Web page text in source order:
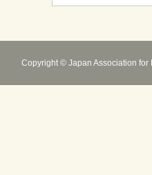
Copyright © Japan Association